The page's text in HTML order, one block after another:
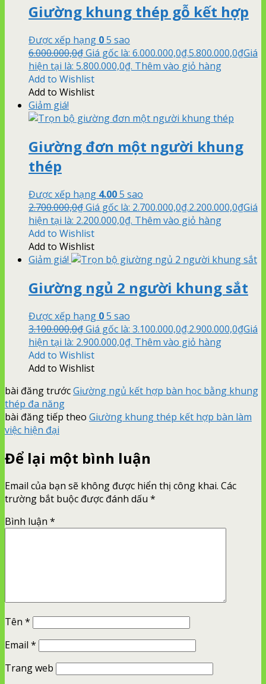
Giường khung thép gỗ kết hợp
Được xếp hạng 05 sao
6.000.000,0₫Giá gốc là: 6.000.000,0₫.5.800.000,0₫Giá
hiện tại là: 5.800.000,0₫. Thêm vào giỏ hàng
Add to Wishlist
Add to Wishlist
Giảm giá!
Giường đơn một người khung
thép
Được xếp hạng 4.005 sao
2.700.000,0₫Giá gốc là: 2.700.000,0₫.2.200.000,0₫Giá
hiện tại là: 2.200.000,0₫. Thêm vào giỏ hàng
Add to Wishlist
Add to Wishlist
Giảm giá!
Giường ngủ 2 người khung sắt
Được xếp hạng 05 sao
3.100.000,0₫Giá gốc là: 3.100.000,0₫.2.900.000,0₫Giá
hiện tại là: 2.900.000,0₫. Thêm vào giỏ hàng
Add to Wishlist
Add to Wishlist
bài đăng trướcGiường ngủ kết hợp bàn học bằng khung
thép đa năng
bài đăng tiếp theo Giường khung thép kết hợp bàn làm
việc hiện đại
Để lại một bình luận
Email của bạn sẽ không được hiển thị công khai. Các
trường bắt buộc được đánh dấu *
Bình luận *
Tên *
Email *
Trang web